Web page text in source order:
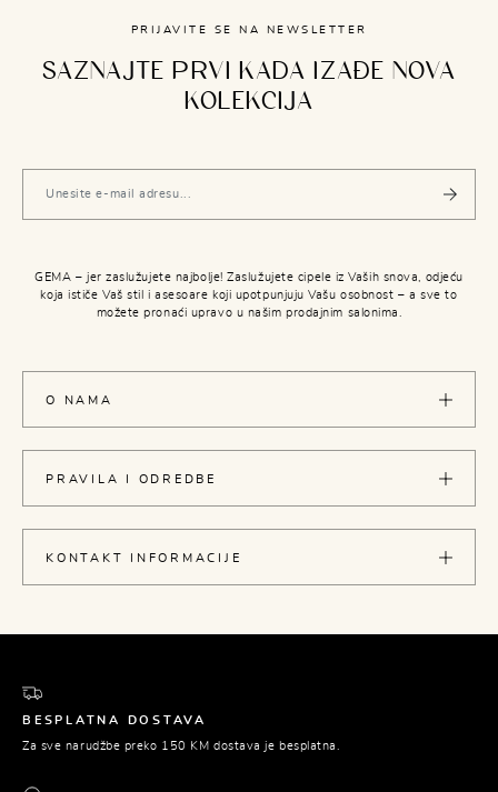
PRIJAVITE SE NA NEWSLETTER
SAZNAJTE PRVI KADA IZAĐE NOVA
KOLEKCIJA
GEMA – jer zaslužujete najbolje! Zaslužujete cipele iz Vaših snova, odjeću
koja ističe Vaš stil i asesoare koji upotpunjuju Vašu osobnost – a sve to
možete pronaći upravo u našim prodajnim salonima.
O NAMA
PRAVILA I ODREDBE
KONTAKT INFORMACIJE
BESPLATNA DOSTAVA
Za sve narudžbe preko 150 KM dostava je besplatna.